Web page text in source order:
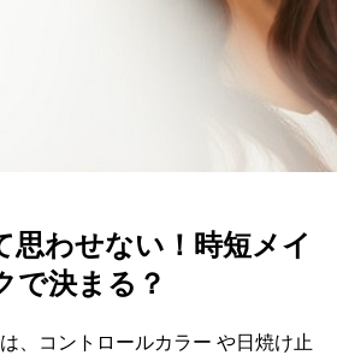
思わせない！時短メイ
で決まる？
、コントロールカラー や日焼け止